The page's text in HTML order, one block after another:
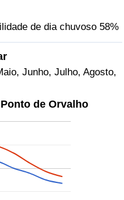
de dia chuvoso 58%
Junho, Julho, Agosto,
de Orvalho